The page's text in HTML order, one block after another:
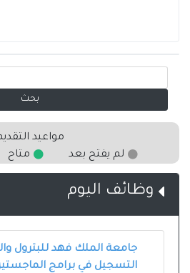
مواعيد
لم يفتح بعد
متاح
وظائف اليوم
جامعة الملك فهد للبترول
التسجيل في برامج